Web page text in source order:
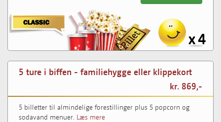
5 ture i biffen - familiehygge eller klippekort
kr. 869,-
5 billetter til almindelige forestillinger plus 5 popcorn og
sodavand menuer. Læs mere